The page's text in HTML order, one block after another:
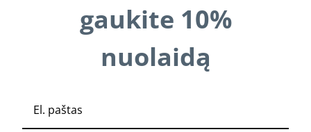
gaukite 10%
nuolaidą